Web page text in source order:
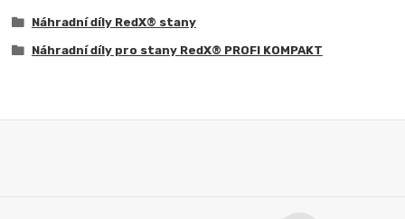
Náhradní díly RedX® stany
Náhradní díly pro stany RedX® PROFI KOMPAKT